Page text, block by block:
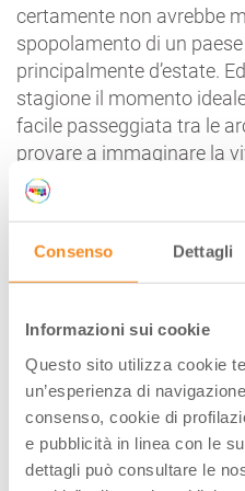
Consenso Dettagli
Informazioni sui cookie
Questo sito utilizza cookie
un’esperienza di
consenso, cookie di
e pubblicità in linea con le
dettagli può consultare le
certamente non avrebbe
spopolamento di un
principalmente d’estate.
stagione il momento
facile passeggiata tra le
provare a immaginare la
dei tempi andati.
Da non perdere: Inutile
parti, sarebbe un peccato
castello del XIII secolo e la
IL MONTE
Il Gigante, l’Uomo Morto